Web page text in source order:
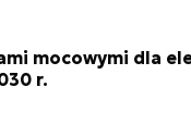
mocowymi dla
r.